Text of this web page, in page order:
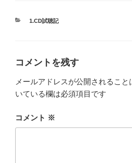
カ
1.CD試聴記
コメントを残す
メールアドレスが公開されること
いている欄は必須項目です
コメント ※